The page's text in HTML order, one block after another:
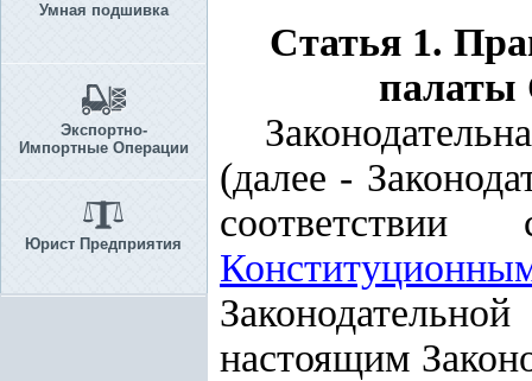
Умная подшивка
Экспортно-
Импортные Операции
Юрист Предприятия
Статья 1.
палаты
(далее -
настоящим